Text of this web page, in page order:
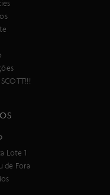
Lote 1
de Fora